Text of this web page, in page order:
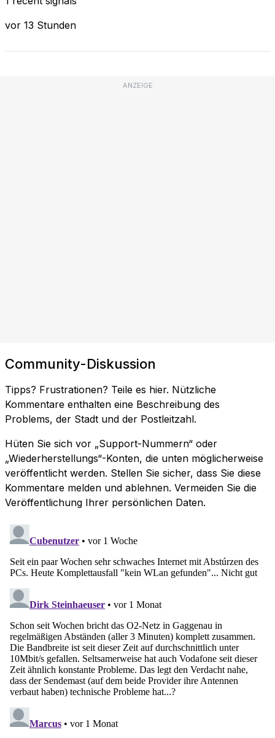
vor 13 Stunden
ANZEIGE
Community-Diskussion
Tipps? Frustrationen? Teile es hier. Nützliche
Kommentare enthalten eine Beschreibung des
Problems, der Stadt und der Postleitzahl.
Hüten Sie sich vor „Support-Nummern“ oder
„Wiederherstellungs“-Konten, die unten möglicherweise
veröffentlicht werden. Stellen Sie sicher, dass Sie diese
Kommentare melden und ablehnen. Vermeiden Sie die
Veröffentlichung Ihrer persönlichen Daten.